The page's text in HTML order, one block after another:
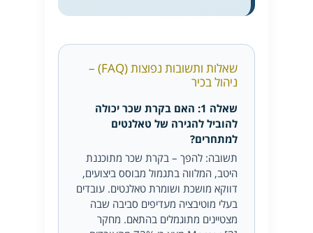
שאלות ותשובות נפוצות (FAQ) –
ניהול בכיר
שאלה 1: האם בקרת שכר יכולה
להוביל להגירה של טאלנטים
למתחרים?
תשובה: להפך – בקרת שכר מתוכננת
היטב, המלווה בתגמול מבוסס ביצועים,
דווקא מושכת ושומרת טאלנטים. עובדים
בעלי מוטיבציה מעדיפים סביבה שבה
מצטיינים מתוגמלים בהתאם. מחקר